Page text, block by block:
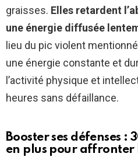
graisses. Elles retardent
une énergie diffusée
lieu du pic violent
une énergie constante et
l’activité physique et
heures sans défaillance.
Booster ses défenses :
en plus pour affronter